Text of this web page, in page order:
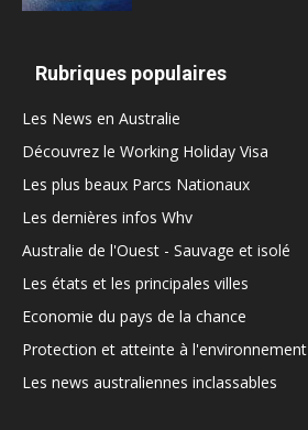
Rubriques populaires
Les News en Australie
Découvrez le Working Holiday Visa
Les plus beaux Parcs Nationaux
Les dernières infos Whv
Australie de l'Ouest - Sauvage et isolé
Les états et les principales villes
Economie du pays de la chance
Protection et atteinte à l'environnement
Les news australiennes inclassables